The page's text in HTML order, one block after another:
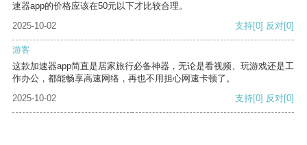
速器app的价格应该在50元以下才比较合理。
2025-10-02
支持[0] 反对[0]
游客
这款加速器app简直是居家旅行必备神器，无论是看视频、玩游戏还是工
作办公，都能畅享高速网络，再也不用担心网速卡顿了。
2025-10-02
支持[0] 反对[0]